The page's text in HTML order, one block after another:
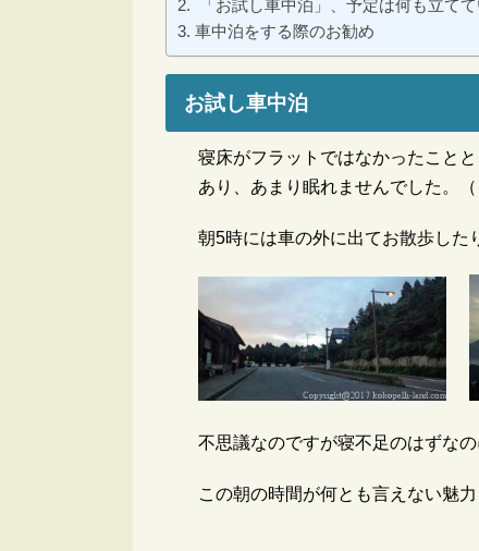
「お試し車中泊」、予定は何も立て
車中泊をする際のお勧め
お試し車中泊
寝床がフラットではなかったこと
あり、あまり眠れませんでした。（
朝5時には車の外に出てお散歩した
不思議なのですが寝不足のはずな
この朝の時間が何とも言えない魅